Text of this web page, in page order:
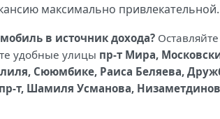
максимально привлекательной.
в источник дохода?
удобные улицы пр-т Мира,
Сююмбике, Раиса Беляева,
т, Шамиля Усманова,